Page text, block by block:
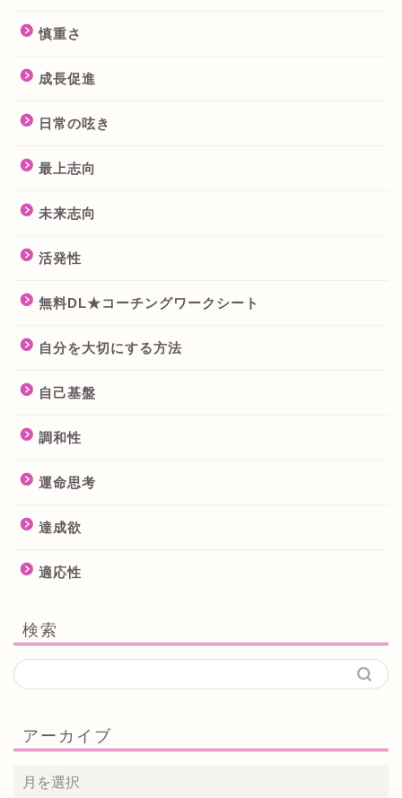
慎重さ
成長促進
日常の呟き
最上志向
未来志向
活発性
無料DL★コーチングワークシート
自分を大切にする方法
自己基盤
調和性
運命思考
達成欲
適応性
検索
アーカイブ